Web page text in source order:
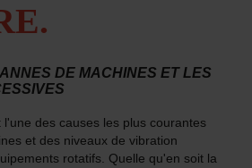
DE MACHINES ET LES
des causes les plus courantes
et des niveaux de vibration
rotatifs. Quelle qu'en soit la